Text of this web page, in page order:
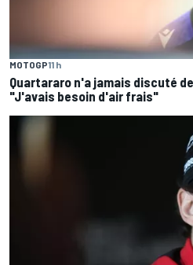
MOTOGP11 h
Quartararo n'a jamais discuté
"J'avais besoin d'air frais"